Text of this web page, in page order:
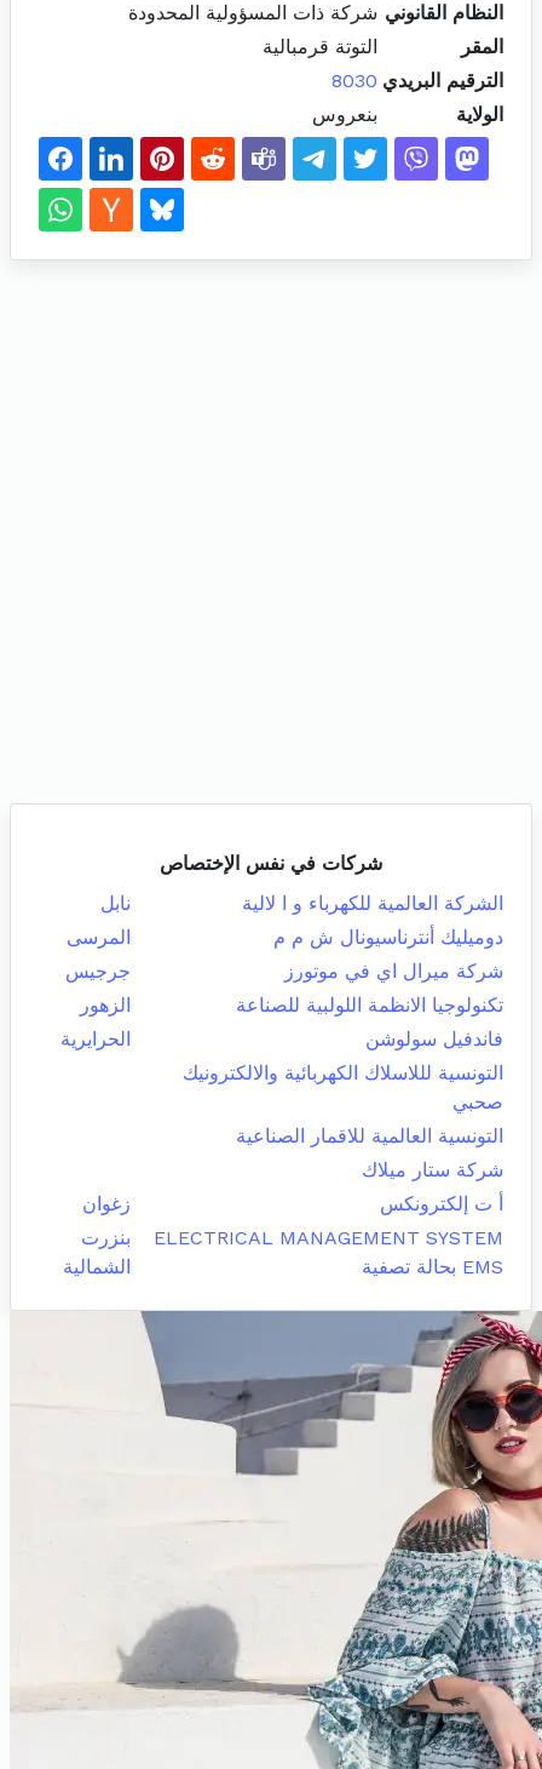
النظام القانوني شركة ذات المسؤولية المحدودة
المقر
التوتة قرمبالية
الترقيم البريدي 8030
الولاية
بنعروس
شركات في نفس الإختصاص
الشركة العالمية للكهرباء و ا لالية
نابل
دوميليك أنترناسيونال ش م م
المرسى
شركة ميرال اي في موتورز
جرجيس
تكنولوجيا الانظمة اللولبية للصناعة
الزهور
فاندفيل سولوشن
الحرايرية
التونسية لللاسلاك الكهربائية والالكترونيك
صحبي
التونسية العالمية للاقمار الصناعية
شركة ستار ميلاك
أ ت إلكترونكس
زغوان
ELECTRICAL MANAGEMENT SYSTEM
EMS بحالة تصفية
بنزرت
الشمالية